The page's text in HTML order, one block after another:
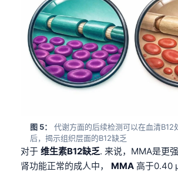
图 5：
代谢方面的后续检测可以在血清B12
后，揭示组织层面的B12缺乏
对于 维生素B12缺乏. 来说，MMA是更
肾功能正常的成人中， MMA 高于0.40